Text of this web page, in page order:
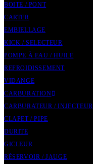
BOITE / PONT
CARTER
EMBIELLAGE
KICK / SELECTEUR
POMPE À EAU / HUILE
REFROIDISSEMENT
VIDANGE
CARBURATION
CARBURATEUR / INJECTEUR
CLAPET / PIPE
DURITE
GICLEUR
RÉSERVOIR / JAUGE